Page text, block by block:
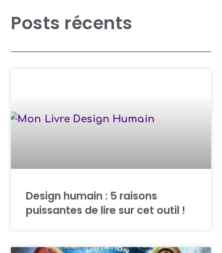
Posts récents
Design humain : 5 raisons
puissantes de lire sur cet outil !